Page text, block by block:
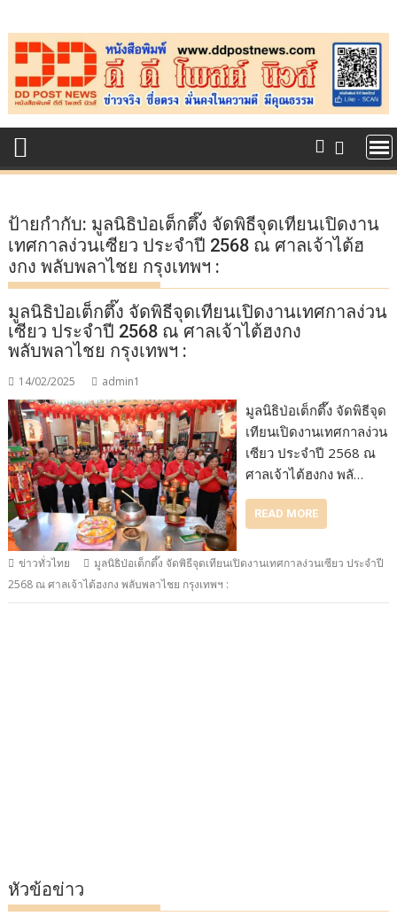
to
content
ป้ายกำกับ: มูลนิธิป่อเต็กตึ๊ง จัดพิธีจุดเทียนเปิดงาน
เทศกาลง่วนเซียว ประจำปี 2568 ณ ศาลเจ้าไต้ฮ
งกง พลับพลาไชย กรุงเทพฯ :
มูลนิธิป่อเต็กตึ๊ง จัดพิธีจุดเทียนเปิดงานเทศกาลง่วน
เซียว ประจำปี 2568 ณ ศาลเจ้าไต้ฮงกง
พลับพลาไชย กรุงเทพฯ :
14/02/2025 admin1
มูลนิธิป่อเต็กตึ๊ง จัดพิธีจุด
เทียนเปิดงานเทศกาลง่วน
เซียว ประจำปี 2568 ณ
ศาลเจ้าไต้ฮงกง พลั…
READ MORE
ข่าวทั่วไทย
มูลนิธิป่อเต็กตึ๊ง จัดพิธีจุดเทียนเปิดงานเทศกาลง่วนเซียว ประจำปี
2568 ณ ศาลเจ้าไต้ฮงกง พลับพลาไชย กรุงเทพฯ :
หัวข้อข่าว